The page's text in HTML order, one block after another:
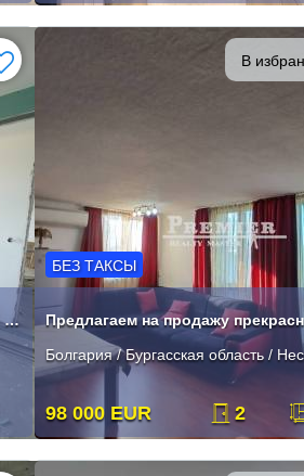
Двукомнатный апартамент Несебр Черно Море
В
БЕЗ ТАКСЫ
Болгария / Бургасская область /
98 000 EUR 2